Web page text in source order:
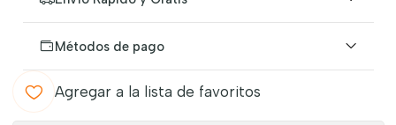
Métodos de pago
Agregar a la lista de favoritos